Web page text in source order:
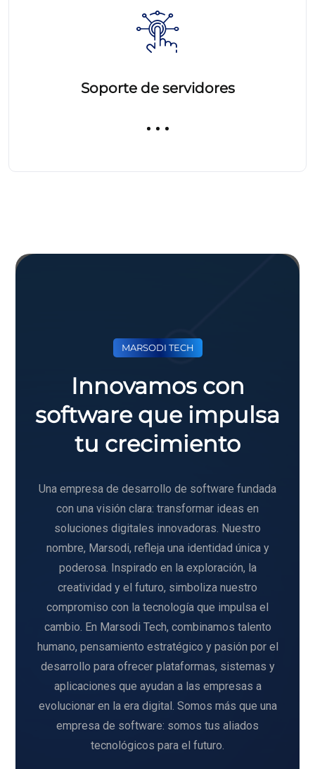
Soporte de servidores
MARSODI TECH
Innovamos con
software que impulsa
tu crecimiento
Una empresa de desarrollo de software fundada
con una visión clara: transformar ideas en
soluciones digitales innovadoras. Nuestro
nombre, Marsodi, refleja una identidad única y
poderosa. Inspirado en la exploración, la
creatividad y el futuro, simboliza nuestro
compromiso con la tecnología que impulsa el
cambio. En Marsodi Tech, combinamos talento
humano, pensamiento estratégico y pasión por el
desarrollo para ofrecer plataformas, sistemas y
aplicaciones que ayudan a las empresas a
evolucionar en la era digital. Somos más que una
empresa de software: somos tus aliados
tecnológicos para el futuro.